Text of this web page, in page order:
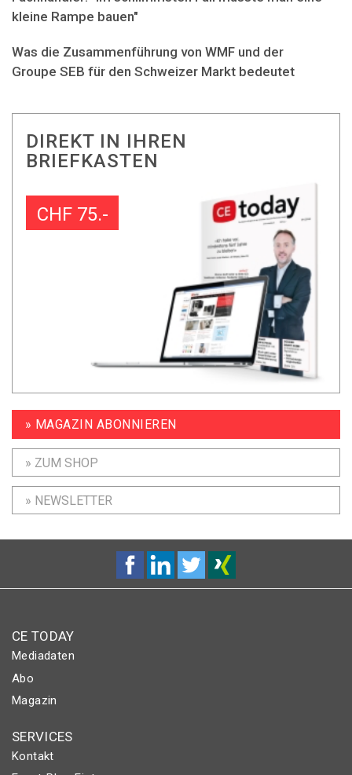
kleine Rampe bauen"
Was die Zusammenführung von WMF und der
Groupe SEB für den Schweizer Markt bedeutet
DIREKT IN IHREN
BRIEFKASTEN
CHF 75.-
» MAGAZIN ABONNIEREN
» ZUM SHOP
» NEWSLETTER
CE TODAY
Mediadaten
Abo
Magazin
SERVICES
Kontakt